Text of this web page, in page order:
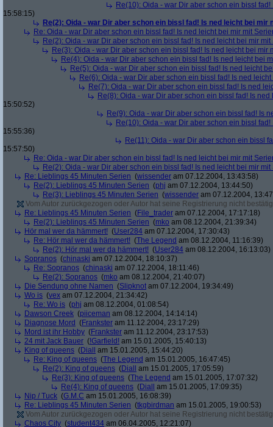
Re(10): Oida - war Dir aber schon ein bissl
15:58:15)
Re(2): Oida - war Dir aber schon ein bissl fad! Is ned leicht bei mir
Re: Oida - war Dir aber schon ein bissl fad! Is ned leicht bei mir mit
Re(2): Oida - war Dir aber schon ein bissl fad! Is ned leicht bei mir mit
Re(3): Oida - war Dir aber schon ein bissl fad! Is ned leicht bei mir
Re(4): Oida - war Dir aber schon ein bissl fad! Is ned leicht bei
Re(5): Oida - war Dir aber schon ein bissl fad! Is ned leicht
Re(6): Oida - war Dir aber schon ein bissl fad! Is ned
Re(7): Oida - war Dir aber schon ein bissl fad! Is ned
Re(8): Oida - war Dir aber schon ein bissl fad! Is
15:50:52)
Re(9): Oida - war Dir aber schon ein bissl fad! Is
Re(10): Oida - war Dir aber schon ein bissl
15:55:36)
Re(11): Oida - war Dir aber schon ein bissl
15:57:50)
Re: Oida - war Dir aber schon ein bissl fad! Is ned leicht bei mir mit
Re(2): Oida - war Dir aber schon ein bissl fad! Is ned leicht bei mir mit
Re: Lieblings 45 Minuten Serien (wissender am 07.12.2004, 13:43:58)
Re(2): Lieblings 45 Minuten Serien (phj am 07.12.2004, 13:44:50)
Re(3): Lieblings 45 Minuten Serien (wissender am 07.12.2004,
Vom Autor zurückgezogen oder Autor hat seine Registrierung nicht
Re: Lieblings 45 Minuten Serien (File_trader am 07.12.2004, 17:17:18)
Re(2): Lieblings 45 Minuten Serien (mko am 08.12.2004, 21:39:34)
Hör mal wer da hämmert! (User284 am 07.12.2004, 17:30:43)
Re: Hör mal wer da hämmert! (The Legend am 08.12.2004, 11:16:39)
Re(2): Hör mal wer da hämmert! (User284 am 08.12.2004, 16:13:03)
Sopranos (chinaski am 07.12.2004, 18:10:37)
Re: Sopranos (chinaski am 07.12.2004, 18:11:46)
Re(2): Sopranos (mko am 08.12.2004, 21:40:07)
Die Sendung ohne Namen (Slipknot am 07.12.2004, 19:34:49)
Wo is (vex am 07.12.2004, 21:34:42)
Re: Wo is (phj am 08.12.2004, 01:08:54)
Dawson Creek (piiceman am 08.12.2004, 14:14:14)
Diagnose Mord (Frankster am 11.12.2004, 23:17:29)
Mord ist ihr Hobby (Frankster am 11.12.2004, 23:17:53)
24 mit Jack Bauer (!Garfield! am 15.01.2005, 15:40:13)
King of queens (Diall
am 15.01.2005, 15:44:20)
Re: King of queens (The Legend am 15.01.2005, 16:47:45)
Re(2): King of queens (Diall
am 15.01.2005, 17:05:59)
Re(3): King of queens (The Legend am 15.01.2005, 17:07:32)
Re(4): King of queens (Diall
am 15.01.2005, 17:09:35)
Nip / Tuck (G.M.C am 15.01.2005, 16:08:39)
Re: Lieblings 45 Minuten Serien (tkgbirdman am 15.01.2005, 19:00:53)
Vom Autor zurückgezogen oder Autor hat seine Registrierung nicht
Chaos City (student434 am 06.04.2005, 12:21:07)